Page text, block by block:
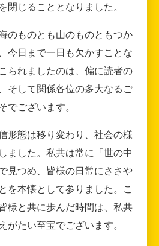
閉じることとなりました。
のものとも山のものともつか
今日まで一日も欠かすことな
られましたのは、偏に読者の
そして関係各位の多大なるご
でございます。
形態は移り変わり、社会の様
ました。私共は常に「世の中
見つめ、皆様の日常にささや
を本懐として参りました。こ
様と共に歩んだ時間は、私共
がたい至宝でございます。